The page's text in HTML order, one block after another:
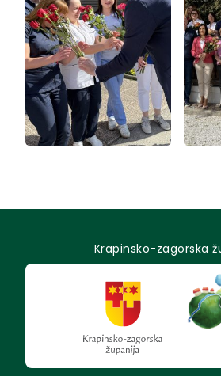
Krapinsko-zagorska